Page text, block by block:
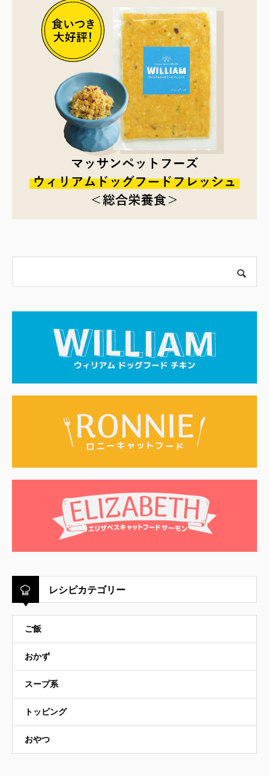
レシピカテゴリー
ご飯
おかず
スープ系
トッピング
おやつ